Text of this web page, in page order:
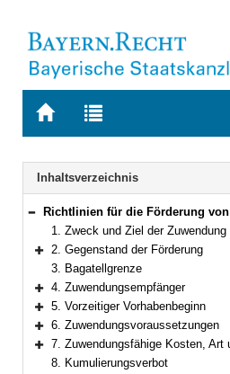
Zur
BAYERN.RECHT
Zur
letzten
Suche
Navigation
Inhaltsverzeichnis
Bereich reduzieren
Richtlinien für die Förderung von
1. Zweck und Ziel der Zuwendung
Bereich erweitern
2. Gegenstand der Förderung
3. Bagatellgrenze
Bereich erweitern
4. Zuwendungsempfänger
Bereich erweitern
5. Vorzeitiger Vorhabenbeginn
Bereich erweitern
6. Zuwendungsvoraussetzungen
Bereich erweitern
7. Zuwendungsfähige Kosten, Art
8. Kumulierungsverbot